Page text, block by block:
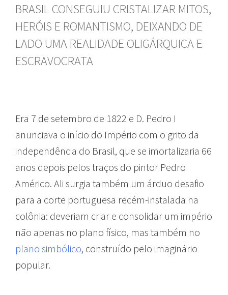
BRASIL CONSEGUIU CRISTALIZAR MITOS,
HERÓIS E ROMANTISMO, DEIXANDO DE
LADO UMA REALIDADE OLIGÁRQUICA E
ESCRAVOCRATA
Era 7 de setembro de 1822 e D. Pedro I
anunciava o início do Império com o grito da
independência do Brasil, que se imortalizaria 66
anos depois pelos traços do pintor Pedro
Américo. Ali surgia também um árduo desafio
para a corte portuguesa recém-instalada na
colônia: deveriam criar e consolidar um império
não apenas no plano físico, mas também no
plano simbólico, construído pelo imaginário
popular.